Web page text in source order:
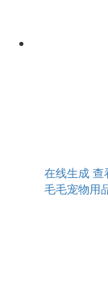
在线生成 查
毛毛宠物用